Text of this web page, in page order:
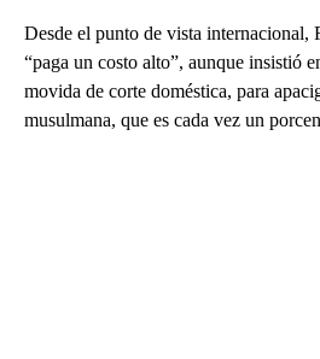
Desde el punto de vista internacional,
“paga un costo alto”, aunque insistió
movida de corte doméstica, para
musulmana, que es cada vez un